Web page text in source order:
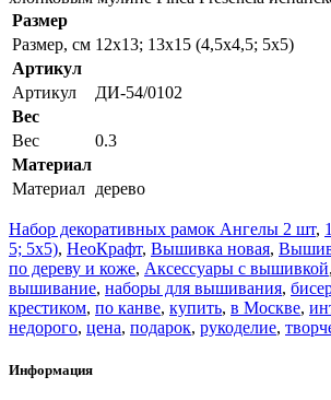
Размер
Размер, см 12x13; 13x15 (4,5x4,5; 5x5)
Артикул
Артикул
ДИ-54/0102
Вес
Вес
0.3
Материал
Материал дерево
Набор декоративных рамок Ангелы 2 шт,
5; 5x5), НеоКрафт, Вышивка новая,
по дереву и коже, Аксессуары с вышивкой,
вышивание, наборы для вышивания,
крестиком, по канве, купить, в Москве,
недорого, цена, подарок, рукоделие,
Информация